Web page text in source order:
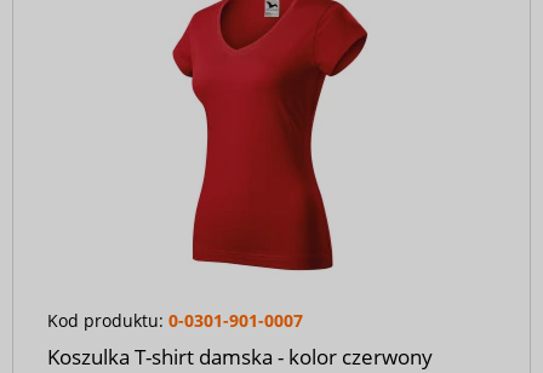
Kod produktu: 0-0301-901-0007
Koszulka T-shirt damska - kolor czerwony